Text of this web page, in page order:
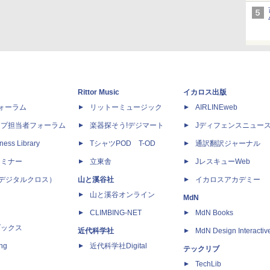
ーラム
担当者フォーラム
Library
ナー
ジタルクロス）
クス
Rittor Music
リットーミュージック
楽器探そう!デジマート
TシャツPOD T-OD
立東舎
山と溪谷社
山と溪谷オンライン
CLIMBING-NET
近代科学社
近代科学社Digital
イカロス出版
AIRLINEweb
Jディフェンスニュー
通訳翻訳ジャーナル
JレスキューWeb
イカロスアカデミー
MdN
MdN Books
MdN Design
テックリブ
TechLib